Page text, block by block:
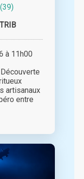
à 11h00
artisanaux
entre